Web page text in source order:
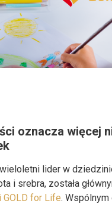
oznacza więcej
lider w
i srebra, została
GOLD for Life.